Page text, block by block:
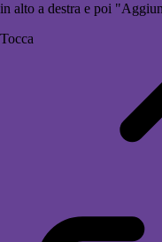
in alto a destra e poi
Tocca